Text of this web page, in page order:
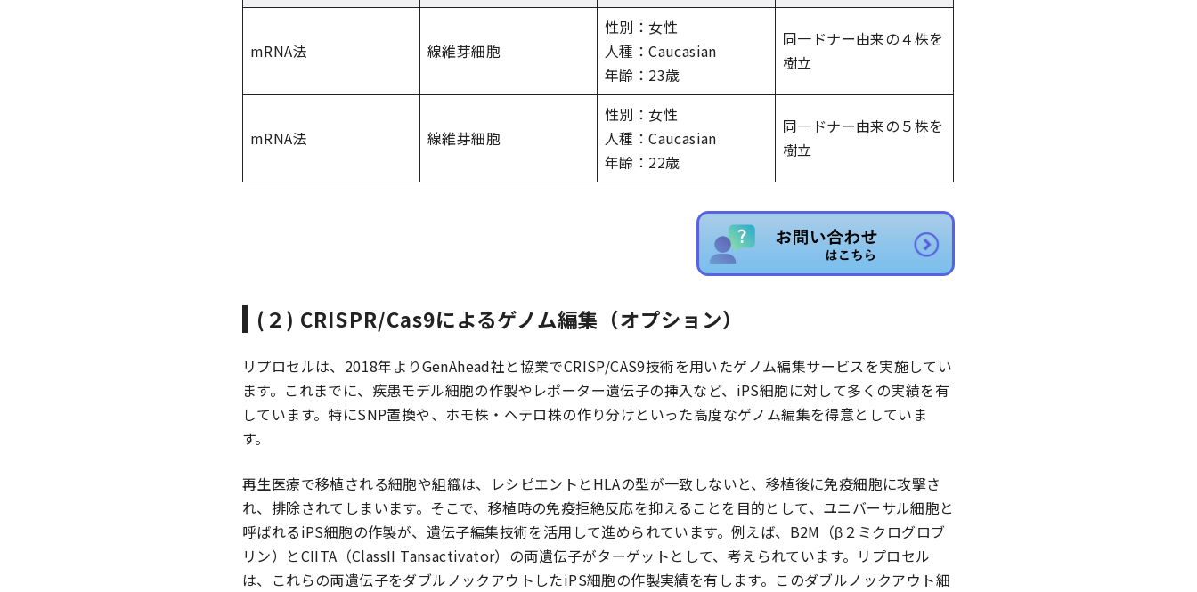
mRNA法 線維芽細胞
性別：女性
人種：Caucasian
年齢：23歳
同一ドナー由来の４株を
樹立
mRNA法 線維芽細胞
性別：女性
人種：Caucasian
年齢：22歳
同一ドナー由来の５株を
樹立
(２) CRISPR/Cas9によるゲノム編集（オプション）
リプロセルは、2018年よりGenAhead社と協業でCRISP/CAS9技術を用いたゲノム編集サービスを実施してい
ます。これまでに、疾患モデル細胞の作製やレポーター遺伝子の挿入など、iPS細胞に対して多くの実績を有
しています。特にSNP置換や、ホモ株・ヘテロ株の作り分けといった高度なゲノム編集を得意としていま
す。
再生医療で移植される細胞や組織は、レシピエントとHLAの型が一致しないと、移植後に免疫細胞に攻撃さ
れ、排除されてしまいます。そこで、移植時の免疫拒絶反応を抑えることを目的として、ユニバーサル細胞と
呼ばれるiPS細胞の作製が、遺伝子編集技術を活用して進められています。例えば、B2M（β２ミクログロブ
リン）とCIITA（ClassII Tansactivator）の両遺伝子がターゲットとして、考えられています。リプロセル
は、これらの両遺伝子をダブルノックアウトしたiPS細胞の作製実績を有します。このダブルノックアウト細